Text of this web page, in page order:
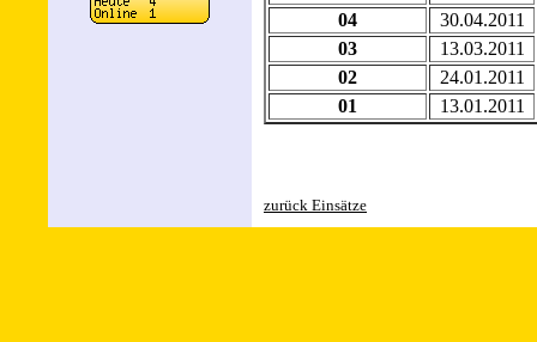
04
30.04.2011
03
13.03.2011
02
24.01.2011
01
13.01.2011
zurück Einsätze